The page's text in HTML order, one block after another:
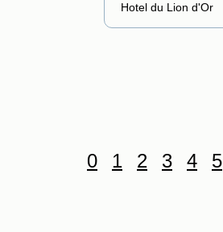
Hotel du Lion d'Or
0 1 2 3 4 5